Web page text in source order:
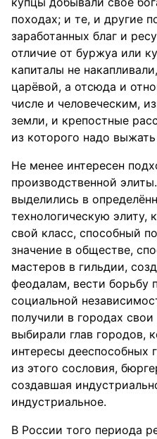
походах; и те, и другие
заработанных благ и
отличие от буржуа или
капиталы не
царёвой, а отсюда и
числе и человеческим,
земли, и крепостные
из которого надо выжать
Не менее интересен
производственной
выделились в
технологическую элиту,
свой класс, способный
значение в обществе,
мастеров в гильдии,
феодалам, вести борьбу
социальной
получили в городах
выбирали глав городов,
интересы дееспособных
из этого сословия,
создавшая
индустриальное.
В России того периода